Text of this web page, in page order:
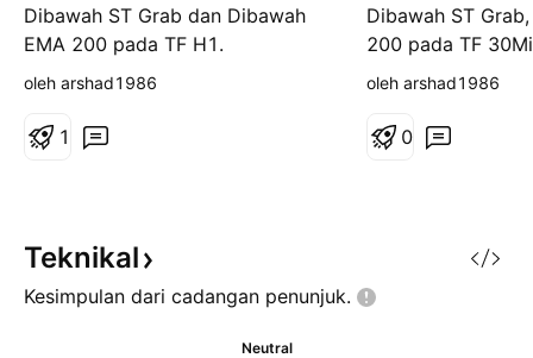
Dibawah ST Grab dan Dibawah
EMA 200 pada TF H1.
NASDAQ:ADBE STACKED EMA TF
jelas pada STACKED EMA sama
arahnya.
oleh arshad1986
1
Dibawah ST
200 pada TF
Darvas.
Perlu arah yang
oleh arshad1986
0
Teknikal
Kesimpulan dari cadangan penunjuk.
Neutral